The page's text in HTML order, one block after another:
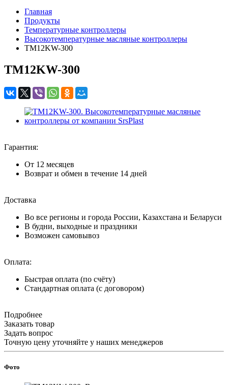
Главная
Продукты
Температурные контроллеры
Высокотемпературные масляные контроллеры
TM12KW-300
TM12KW-300
Гарантия:
От 12 месяцев
Возврат и обмен в течение 14 дней
Доставка
Во все регионы и города России, Казахстана и Беларуси
В будни, выходные и праздники
Возможен самовывоз
Оплата:
Быстрая оплата (по счёту)
Стандартная оплата (с договором)
Подробнее
Заказать товар
Задать вопрос
Точную цену уточняйте у наших менеджеров
Фото